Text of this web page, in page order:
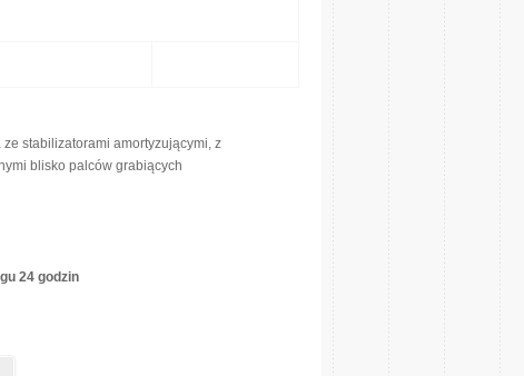
stabilizatorami amortyzującymi, z
blisko palców grabiących
24 godzin